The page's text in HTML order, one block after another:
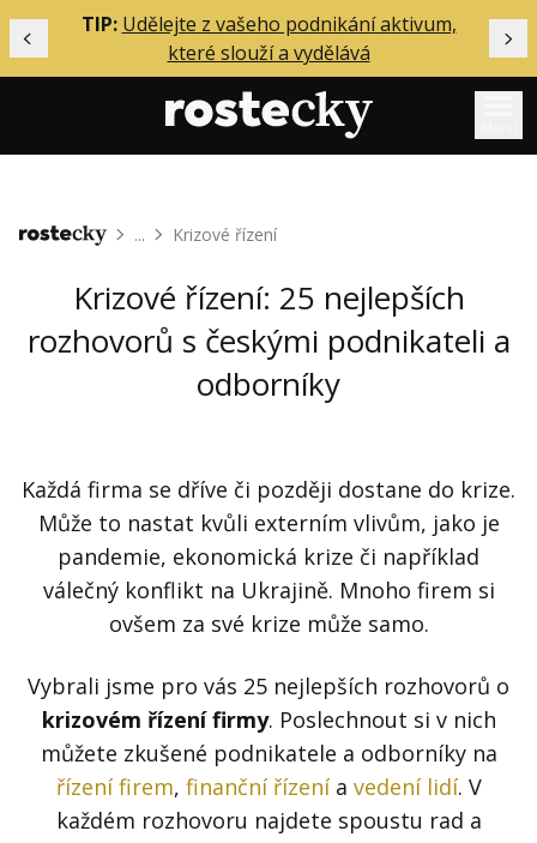
Předchozí
TIP: Udělejte z vašeho podnikání aktivum,
které slouží a vydělává
Podcasty
Akce
Přihlášení
Kontakt
Obchodní podmínky
Domů ... Krizové řízení
Krizové řízení: 25 nejlepších
rozhovorů s českými podnikateli a
odborníky
Každá firma se dříve či později dostane do krize.
Může to nastat kvůli externím vlivům, jako je
pandemie, ekonomická krize či například
válečný konflikt na Ukrajině. Mnoho firem si
ovšem za své krize může samo.
Vybrali jsme pro vás 25 nejlepších rozhovorů o
krizovém řízení firmy. Poslechnout si v nich
můžete zkušené podnikatele a odborníky na
řízení firem, finanční řízenía vedení lidí. V
každém rozhovoru najdete spoustu rad a